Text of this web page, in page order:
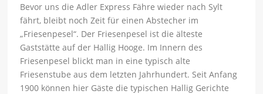
Bevor uns die Adler Express Fähre wieder nach Sylt
fährt, bleibt noch Zeit für einen Abstecher im
„Friesenpesel“. Der Friesenpesel ist die älteste
Gaststätte auf der Hallig Hooge. Im Innern des
Friesenpesel blickt man in eine typisch alte
Friesenstube aus dem letzten Jahrhundert. Seit Anfang
1900 können hier Gäste die typischen Hallig Gerichte